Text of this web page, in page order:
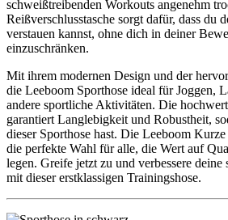
schweißtreibenden Workouts angenehm
Reißverschlusstasche sorgt dafür, dass du
verstauen kannst, ohne dich in deiner
einzuschränken.
Mit ihrem modernen Design und der
die Leeboom Sporthose ideal für Joggen,
andere sportliche Aktivitäten. Die
garantiert Langlebigkeit und Robustheit,
dieser Sporthose hast. Die Leeboom
die perfekte Wahl für alle, die Wert auf
legen. Greife jetzt zu und verbessere deine
mit dieser erstklassigen Trainingshose.